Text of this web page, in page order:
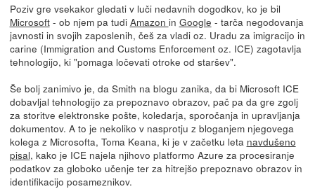
Poziv gre vsekakor gledati v luči nedavnih dogodkov, ko je bil
Microsoft- ob njem pa tudi Amazon in Google - tarča negodovanja
javnosti in svojih zaposlenih, češ za vladi oz. Uradu za imigracijo in
carine (Immigration and Customs Enforcement oz. ICE) zagotavlja
tehnologijo, ki "pomaga ločevati otroke od staršev".
Še bolj zanimivo je, da Smith na blogu zanika, da bi Microsoft ICE
dobavljal tehnologijo za prepoznavo obrazov, pač pa da gre zgolj
za storitve elektronske pošte, koledarja, sporočanja in upravljanja
dokumentov. A to je nekoliko v nasprotju z bloganjem njegovega
kolega z Microsofta, Toma Keana, ki je v začetku leta navdušeno
pisal, kako je ICE najela njihovo platformo Azure za procesiranje
podatkov za globoko učenje ter za hitrejšo prepoznavo obrazov in
identifikacijo posameznikov.